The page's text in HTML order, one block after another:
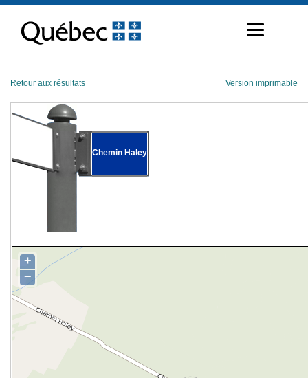
contenu
Retour aux résultats Version imprimable
Chemin Haley
+
−